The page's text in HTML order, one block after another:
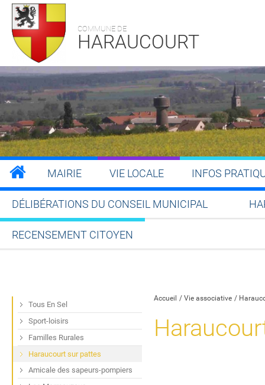
COMMUNE DE
HARAUCOURT
MAIRIE VIE LOCALE INFOS
DÉLIBÉRATIONS DU CONSEIL MUNICIPAL
RECENSEMENT CITOYEN
Accueil Vie associative
Tous En Sel
Sport-loisirs
Familles Rurales
Haraucourt sur pattes
Amicale des sapeurs-pompiers